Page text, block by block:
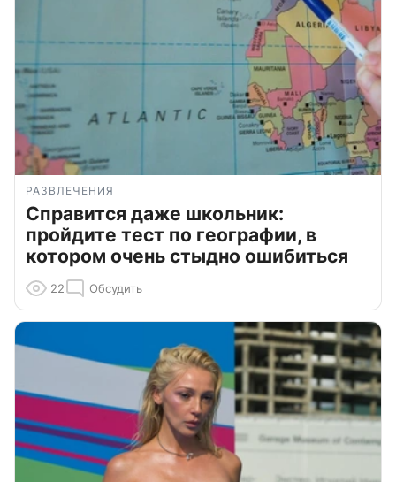
РАЗВЛЕЧЕНИЯ
Справится даже школьник:
пройдите тест по географии, в
котором очень стыдно ошибиться
22 Обсудить